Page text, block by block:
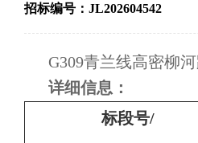
招标编号： JL202604542
G309青兰线高密柳
详细信息：
标段号/